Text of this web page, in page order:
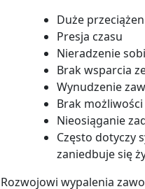
Duże
Presja czasu
Nieradzenie
Brak wsparcia
Wynudzenie
Brak
Nieosiąganie
Często dotyczy
zaniedbuje się
Rozwojowi wypalenia